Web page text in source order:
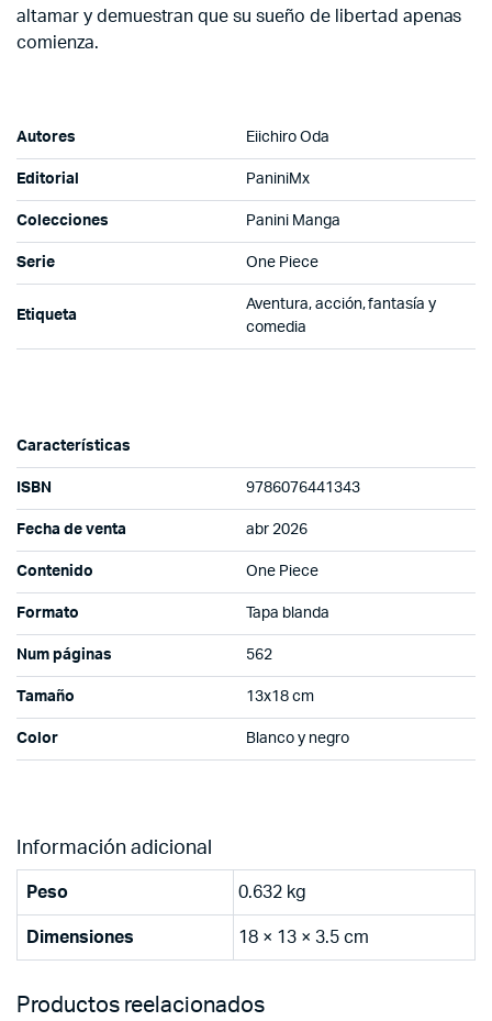
altamar y demuestran que su sueño de libertad apenas
comienza.
Autores Eiichiro Oda
Editorial PaniniMx
Colecciones Panini Manga
Serie One Piece
Etiqueta
Aventura, acción, fantasía y
comedia
Características
ISBN 9786076441343
Fecha de venta abr 2026
Contenido One Piece
Formato Tapa blanda
Num páginas 562
Tamaño 13x18 cm
Color Blanco y negro
Información adicional
Peso 0.632 kg
Dimensiones 18 × 13 × 3.5 cm
Productos reelacionados